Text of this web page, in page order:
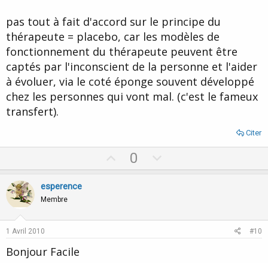
pas tout à fait d'accord sur le principe du
thérapeute = placebo, car les modèles de
fonctionnement du thérapeute peuvent être
captés par l'inconscient de la personne et l'aider
à évoluer, via le coté éponge souvent développé
chez les personnes qui vont mal. (c'est le fameux
transfert).
Citer
p
0
o
esperence
Membre
1 Avril 2010 #10
Bonjour Facile